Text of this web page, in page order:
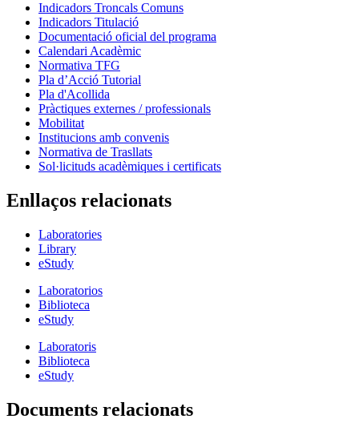
Indicadors Troncals Comuns
Indicadors Titulació
Documentació oficial del programa
Calendari Acadèmic
Normativa TFG
Pla d’Acció Tutorial
Pla d'Acollida
Pràctiques externes / professionals
Mobilitat
Institucions amb convenis
Normativa de Trasllats
Sol·licituds acadèmiques i certificats
Enllaços relacionats
Laboratories
Library
eStudy
Laboratorios
Biblioteca
eStudy
Laboratoris
Biblioteca
eStudy
Documents relacionats